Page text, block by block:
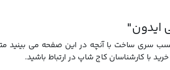
ایدون"
سری ساخت با آنچه در این صفحه می بینید
با کارشناسان کاج شاپ در ارتباط باشید.